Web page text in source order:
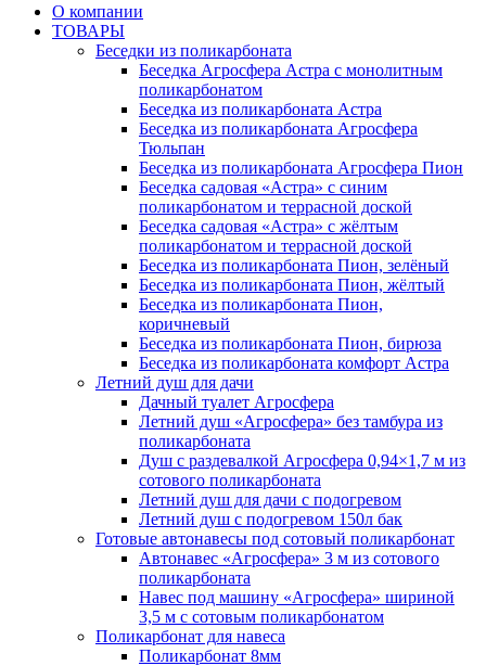
О компании
ТОВАРЫ
Беседки из поликарбоната
Беседка Агросфера Астра с монолитным
поликарбонатом
Беседка из поликарбоната Астра
Беседка из поликарбоната Агросфера
Тюльпан
Беседка из поликарбоната Агросфера Пион
Беседка садовая «Астра» с синим
поликарбонатом и террасной доской
Беседка садовая «Астра» с жёлтым
поликарбонатом и террасной доской
Беседка из поликарбоната Пион, зелёный
Беседка из поликарбоната Пион, жёлтый
Беседка из поликарбоната Пион,
коричневый
Беседка из поликарбоната Пион, бирюза
Беседка из поликарбоната комфорт Астра
Летний душ для дачи
Дачный туалет Агросфера
Летний душ «Агросфера» без тамбура из
поликарбоната
Душ с раздевалкой Агросфера 0,94×1,7 м из
сотового поликарбоната
Летний душ для дачи с подогревом
Летний душ с подогревом 150л бак
Готовые автонавесы под сотовый поликарбонат
Автонавес «Агросфера» 3 м из сотового
поликарбоната
Навес под машину «Агросфера» шириной
3,5 м с сотовым поликарбонатом
Поликарбонат для навеса
Поликарбонат 8мм